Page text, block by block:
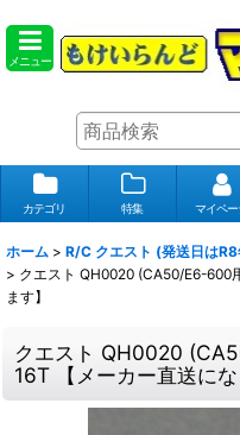
メニュー
カテゴリ 特集 マイペー
ホーム > R/C クエスト (発送日は
> クエスト QH0020 (CA50/E6-600
ます】
クエスト QH0020
16T 【メーカー直送にな